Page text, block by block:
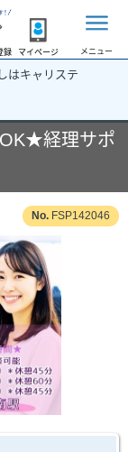
録 マイページ メニュー
はキャリステ
経理サポ
FSP142046